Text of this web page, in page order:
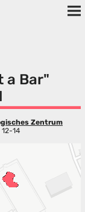
a Bar"
Zentrum
14